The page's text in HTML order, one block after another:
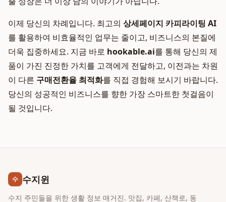
이제 당신의 차례입니다. 최고의 상세페이지 카피라이팅 AI
를 활용하여 비효율적인 업무는 줄이고, 비즈니스의 본질에
더욱 집중하세요. 지금 바로 hookable.ai를 통해 당신의 제
품이 가진 진정한 가치를 고객에게 전달하고, 이전과는 차원
이 다른 구매전환율 최적화를 직접 경험해 보시기 바랍니다.
당신의 성공적인 비즈니스를 향한 가장 스마트한 첫걸음이
될 것입니다.
수 수지윈
수지 주민들을 위한 생활 정보 매거진. 맛집, 카페, 산책로, 동